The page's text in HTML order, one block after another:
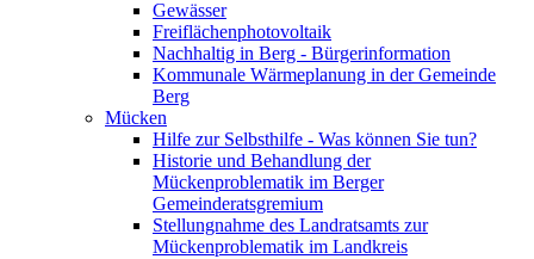
Gewässer
Freiflächenphotovoltaik
Nachhaltig in Berg - Bürgerinformation
Kommunale Wärmeplanung in der Gemeinde
Berg
Mücken
Hilfe zur Selbsthilfe - Was können Sie tun?
Historie und Behandlung der
Mückenproblematik im Berger
Gemeinderatsgremium
Stellungnahme des Landratsamts zur
Mückenproblematik im Landkreis